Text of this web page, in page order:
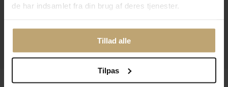
de har indsamlet fra din brug af deres tjenester.
Tillad alle
Tilpas
Åbningstider I Butikken
Information
Praktiske Sider
Leveringsmuligheder